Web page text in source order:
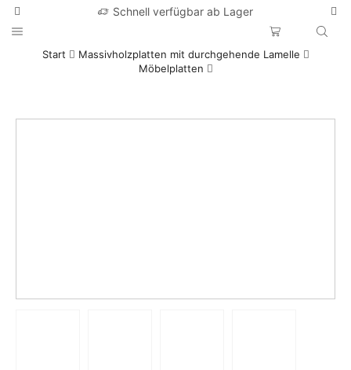
Schnell verfügbar ab Lager
Start
Massivholzplatten mit durchgehende Lamelle
Möbelplatten